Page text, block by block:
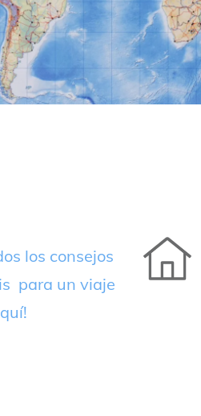
los consejos
para un viaje